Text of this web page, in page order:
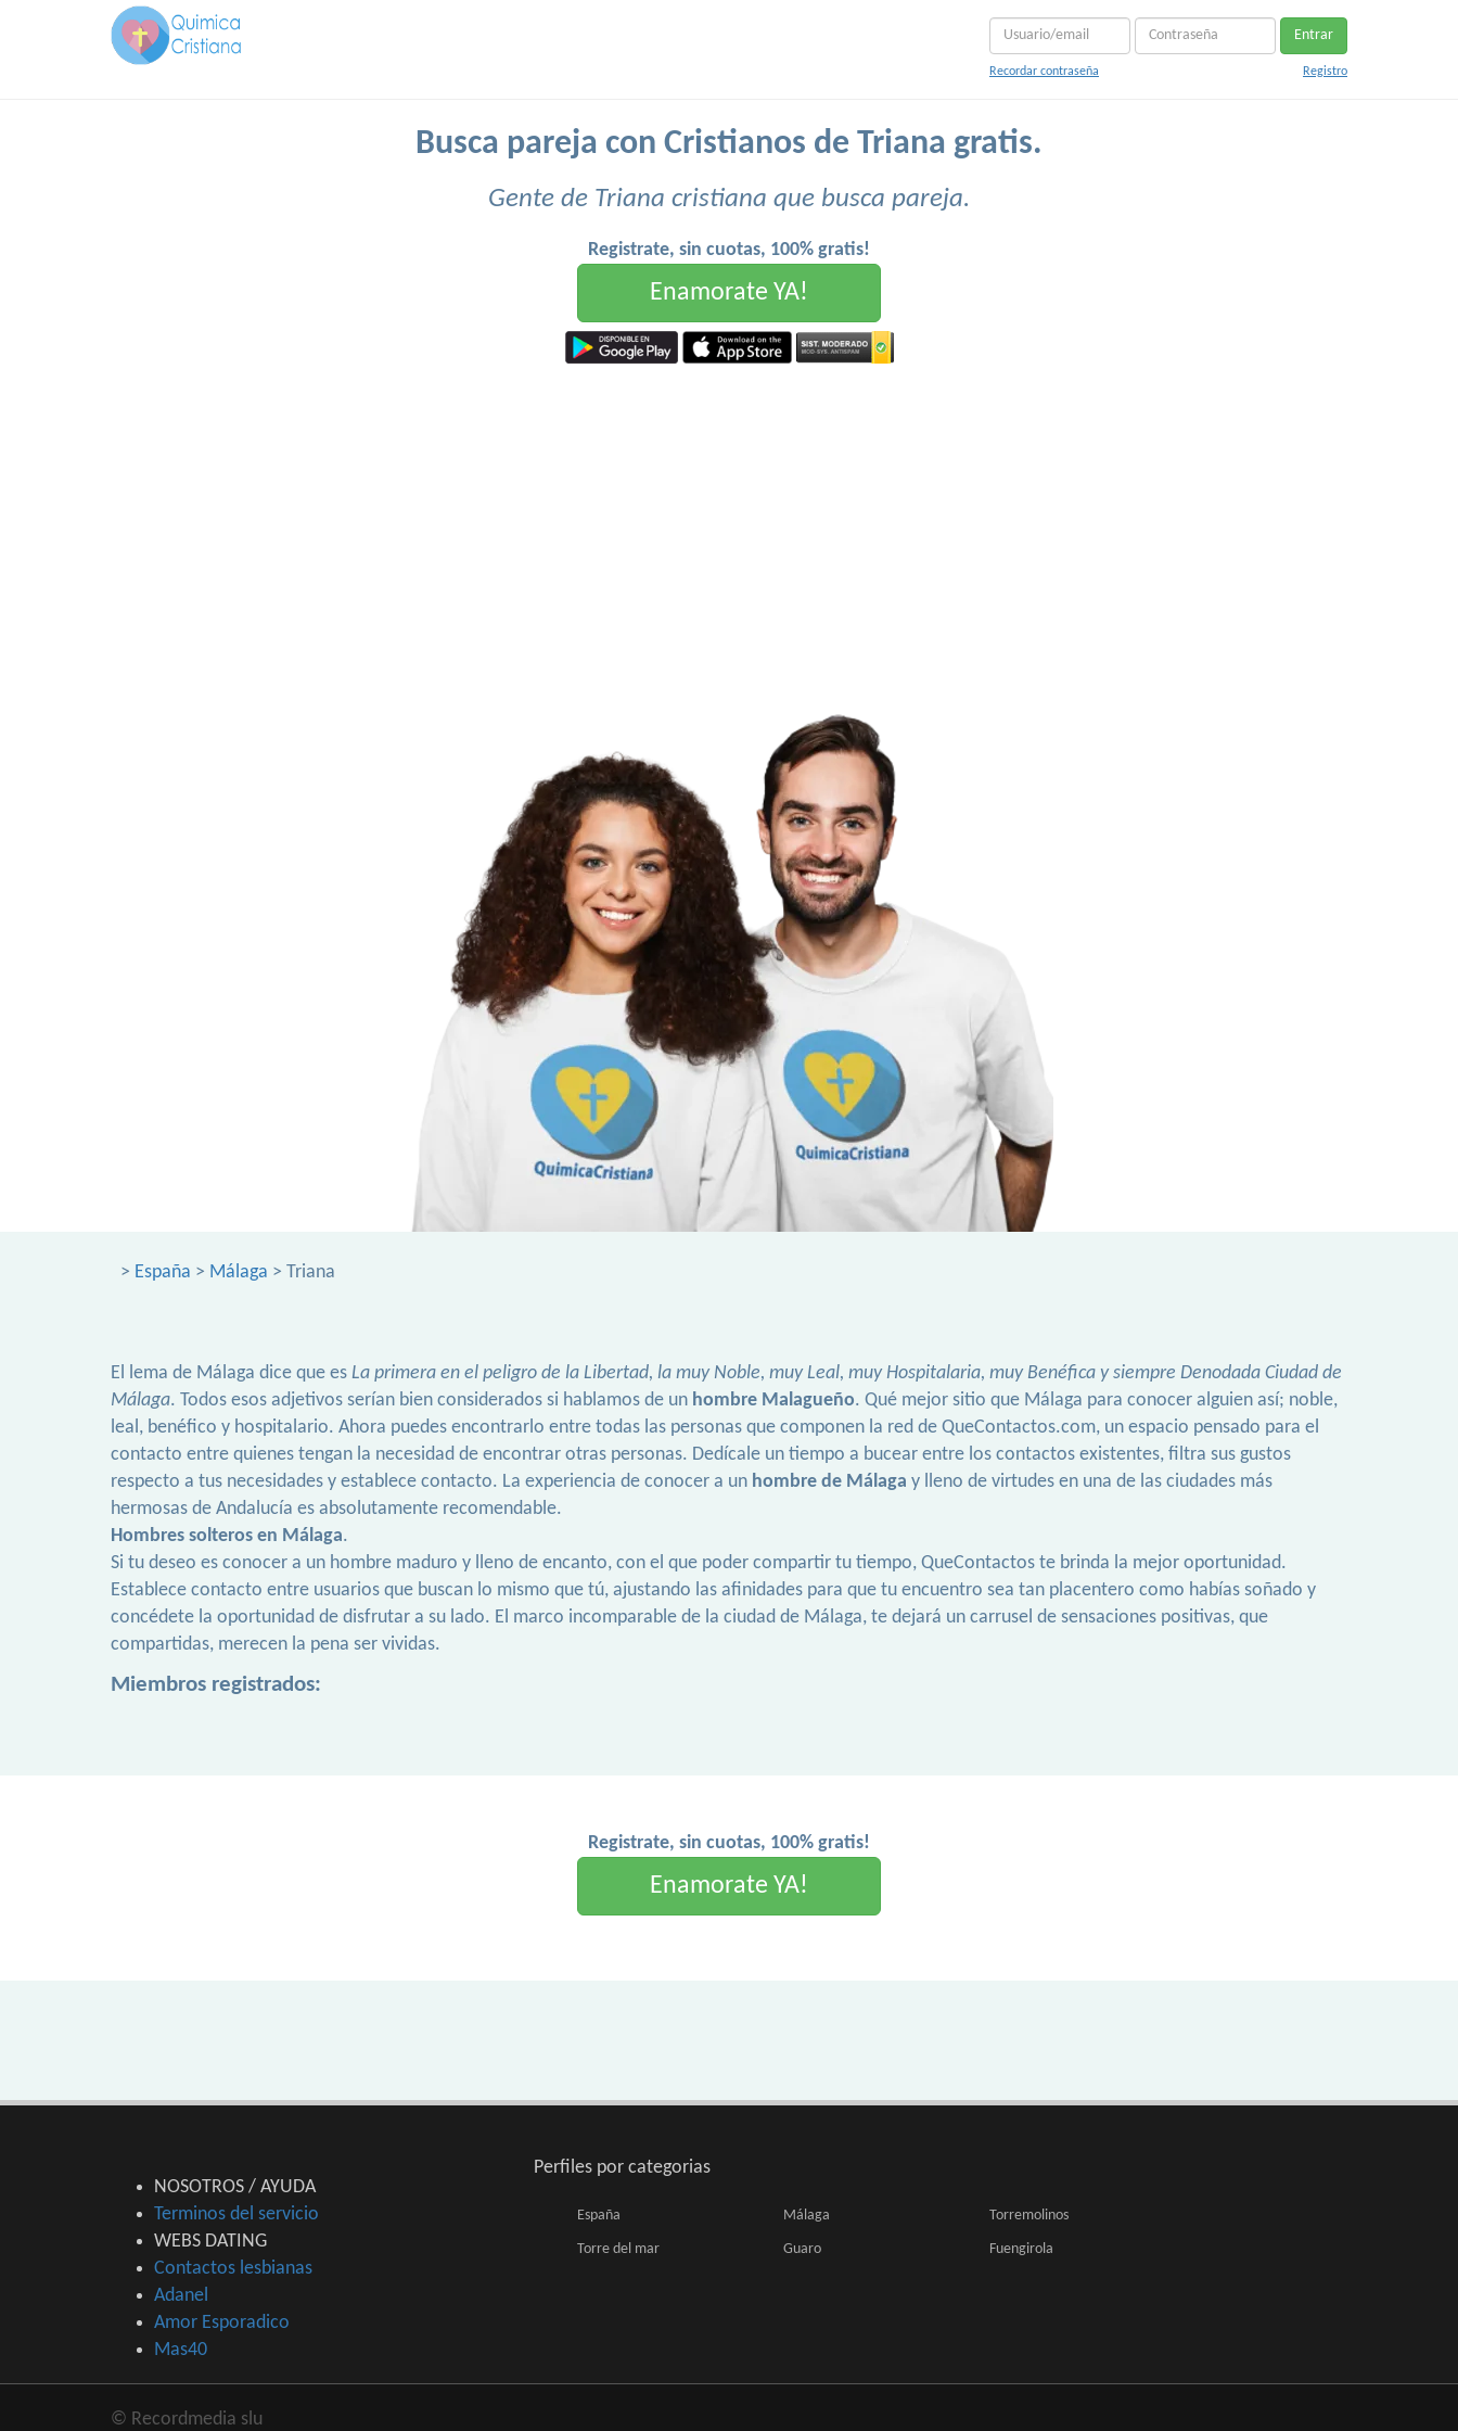
Entrar
Recordar contraseña Registro
Busca pareja con Cristianos de Triana gratis.
Gente de Triana cristiana que busca pareja.
Registrate, sin cuotas, 100% gratis!
Enamorate YA!
> España > Málaga > Triana
El lema de Málaga dice que es La primera en el peligro de la Libertad, la muy Noble, muy Leal, muy Hospitalaria, muy Benéfica y siempre Denodada Ciudad de
Málaga. Todos esos adjetivos serían bien considerados si hablamos de un hombre Malagueño. Qué mejor sitio que Málaga para conocer alguien así; noble,
leal, benéfico y hospitalario. Ahora puedes encontrarlo entre todas las personas que componen la red de QueContactos.com, un espacio pensado para el
contacto entre quienes tengan la necesidad de encontrar otras personas. Dedícale un tiempo a bucear entre los contactos existentes, filtra sus gustos
respecto a tus necesidades y establece contacto. La experiencia de conocer a un hombre de Málaga y lleno de virtudes en una de las ciudades más
hermosas de Andalucía es absolutamente recomendable.
Hombres solteros en Málaga.
Si tu deseo es conocer a un hombre maduro y lleno de encanto, con el que poder compartir tu tiempo, QueContactos te brinda la mejor oportunidad.
Establece contacto entre usuarios que buscan lo mismo que tú, ajustando las afinidades para que tu encuentro sea tan placentero como habías soñado y
concédete la oportunidad de disfrutar a su lado. El marco incomparable de la ciudad de Málaga, te dejará un carrusel de sensaciones positivas, que
compartidas, merecen la pena ser vividas.
Miembros registrados:
Registrate, sin cuotas, 100% gratis!
Enamorate YA!
NOSOTROS / AYUDA
Terminos del servicio
WEBS DATING
Contactos lesbianas
Adanel
Amor Esporadico
Mas40
Perfiles por categorias
España Málaga Torremolinos
Torre del mar Guaro Fuengirola
© Recordmedia slu